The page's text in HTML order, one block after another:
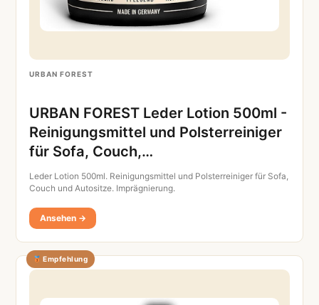
URBAN FOREST
URBAN FOREST Leder Lotion 500ml -
Reinigungsmittel und Polsterreiniger
für Sofa, Couch,…
Leder Lotion 500ml. Reinigungsmittel und Polsterreiniger für Sofa,
Couch und Autositze. Imprägnierung.
Ansehen →
Empfehlung